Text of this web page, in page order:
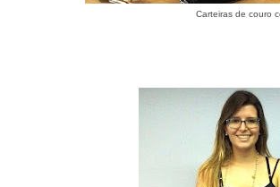
Carteiras de couro